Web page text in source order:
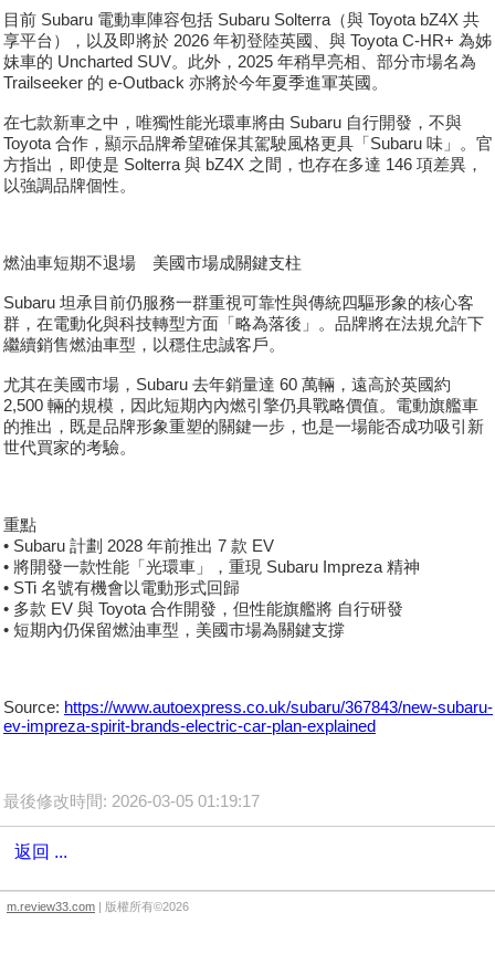
目前 Subaru 電動車陣容包括 Subaru Solterra（與 Toyota bZ4X 共
享平台），以及即將於 2026 年初登陸英國、與 Toyota C-HR+ 為姊
妹車的 Uncharted SUV。此外，2025 年稍早亮相、部分市場名為
Trailseeker 的 e-Outback 亦將於今年夏季進軍英國。
在七款新車之中，唯獨性能光環車將由 Subaru 自行開發，不與
Toyota 合作，顯示品牌希望確保其駕駛風格更具「Subaru 味」。官
方指出，即使是 Solterra 與 bZ4X 之間，也存在多達 146 項差異，
以強調品牌個性。
燃油車短期不退場 美國市場成關鍵支柱
Subaru 坦承目前仍服務一群重視可靠性與傳統四驅形象的核心客
群，在電動化與科技轉型方面「略為落後」。品牌將在法規允許下
繼續銷售燃油車型，以穩住忠誠客戶。
尤其在美國市場，Subaru 去年銷量達 60 萬輛，遠高於英國約
2,500 輛的規模，因此短期內內燃引擎仍具戰略價值。電動旗艦車
的推出，既是品牌形象重塑的關鍵一步，也是一場能否成功吸引新
世代買家的考驗。
重點
• Subaru 計劃 2028 年前推出 7 款 EV
• 將開發一款性能「光環車」，重現 Subaru Impreza 精神
• STi 名號有機會以電動形式回歸
• 多款 EV 與 Toyota 合作開發，但性能旗艦將 自行研發
• 短期內仍保留燃油車型，美國市場為關鍵支撐
Source: https://www.autoexpress.co.uk/subaru/367843/new-subaru-
ev-impreza-spirit-brands-electric-car-plan-explained
最後修改時間: 2026-03-05 01:19:17
返回 ...
m.review33.com | 版權所有©2026